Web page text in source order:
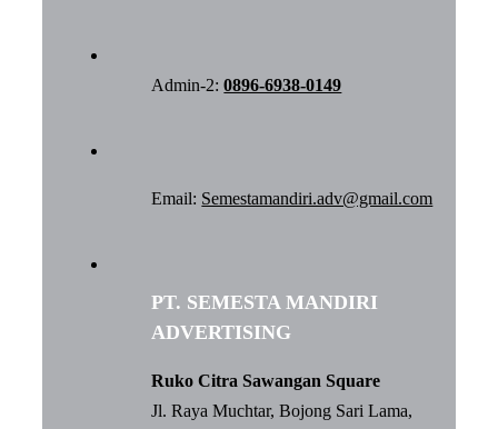
Admin-2:0896-6938-0149
Email: Semestamandiri.adv@gmail.com
PT. SEMESTA MANDIRI
ADVERTISING
Ruko Citra Sawangan Square
Jl. Raya Muchtar, Bojong Sari Lama,